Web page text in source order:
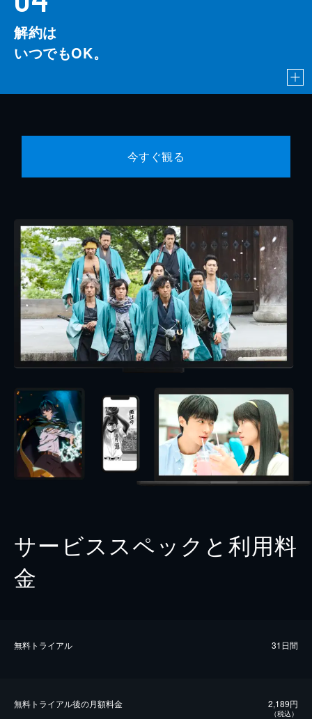
解約は
いつでもOK。
今すぐ観る
サービススペックと利用料
金
無料トライアル 31日間
無料トライアル後の⽉額料金 2,189円
（税込）